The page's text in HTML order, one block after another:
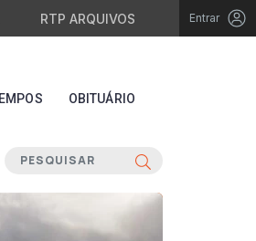
RTP ARQUIVOS Entrar
OBITUÁRIO